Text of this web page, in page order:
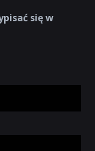
się w